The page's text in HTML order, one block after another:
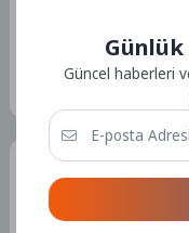
Etiketler :Bu
Güncel haberleri